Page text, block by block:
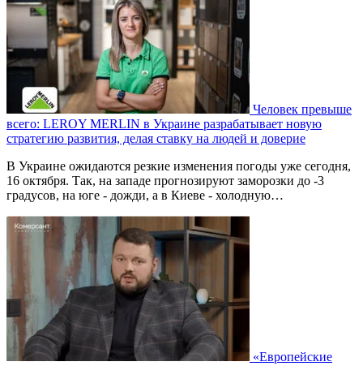
Человек превыше
всего: LEROY MERLIN в Украине разрабатывает новую
стратегию развития, делая ставку на людей и доверие
В Украине ожидаются резкие изменения погоды уже сегодня,
16 октября. Так, на западе прогнозируют заморозки до -3
градусов, на юге - дожди, а в Киеве - холодную…
«Европейские